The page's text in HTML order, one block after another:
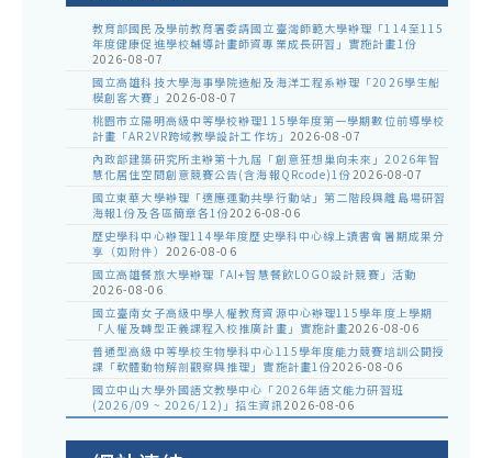
教育部國民及學前教育署委請國立臺灣師範大學辦理「114至115
年度健康促進學校輔導計畫師資專業成長研習」實施計畫1份
2026-08-07
國立高雄科技大學海事學院造船及海洋工程系辦理「2026學生船
模創客大賽」 2026-08-07
桃園市立陽明高級中等學校辦理115學年度第一學期數位前導學校
計畫「AR2VR跨域教學設計工作坊」 2026-08-07
內政部建築研究所主辦第十九屆「創意狂想巢向未來」2026年智
慧化居住空間創意競賽公告(含海報QRcode)1份2026-08-07
國立東華大學辦理「適應運動共學行動站」第二階段與離島場研習
海報1份及各區簡章各1份2026-08-06
歷史學科中心辦理114學年度歷史學科中心線上讀書會暑期成果分
享（如附件） 2026-08-06
國立高雄餐旅大學辦理「AI+智慧餐飲LOGO設計競賽」活動
2026-08-06
國立臺南女子高級中學人權教育資源中心辦理115學年度上學期
「人權及轉型正義課程入校推廣計畫」實施計畫2026-08-06
普通型高級中等學校生物學科中心115學年度能力競賽培訓公開授
課「軟體動物解剖觀察與推理」實施計畫1份2026-08-06
國立中山大學外國語文教學中心「2026年語文能力研習班
(2026/09 ~ 2026/12)」招生資訊2026-08-06